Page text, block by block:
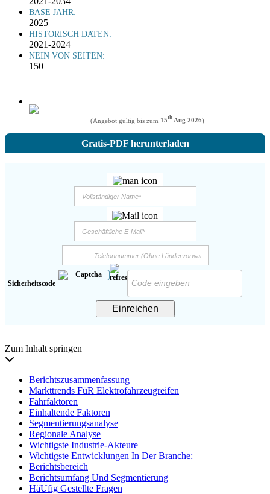
BASE JAHR:
2025
HISTORISCH DATEN:
2021-2024
NEIN VON SEITEN:
150
(Angebot gültig bis zum 15thAug 2026)
Gratis-PDF herunterladen
Sicherheitscode
Einreichen
Zum Inhalt springen
Berichtszusammenfassung
Markttrends FüR Elektrofahrzeugreifen
Fahrfaktoren
Einhaltende Faktoren
Segmentierungsanalyse
Regionale Analyse
Wichtigste Industrie-Akteure
Wichtigste Entwicklungen In Der Branche:
Berichtsbereich
Berichtsumfang Und Segmentierung
HäUfig Gestellte Fragen